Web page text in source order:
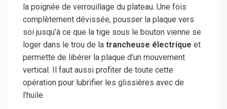
la poignée de verrouillage du plateau. Une fois
complètement dévissée, pousser la plaque vers
soi jusqu’à ce que la tige sous le bouton vienne se
loger dans le trou de la trancheuse électrique et
permette de libérer la plaque d’un mouvement
vertical. Il faut aussi profiter de toute cette
opération pour lubrifier les glissières avec de
l’huile.